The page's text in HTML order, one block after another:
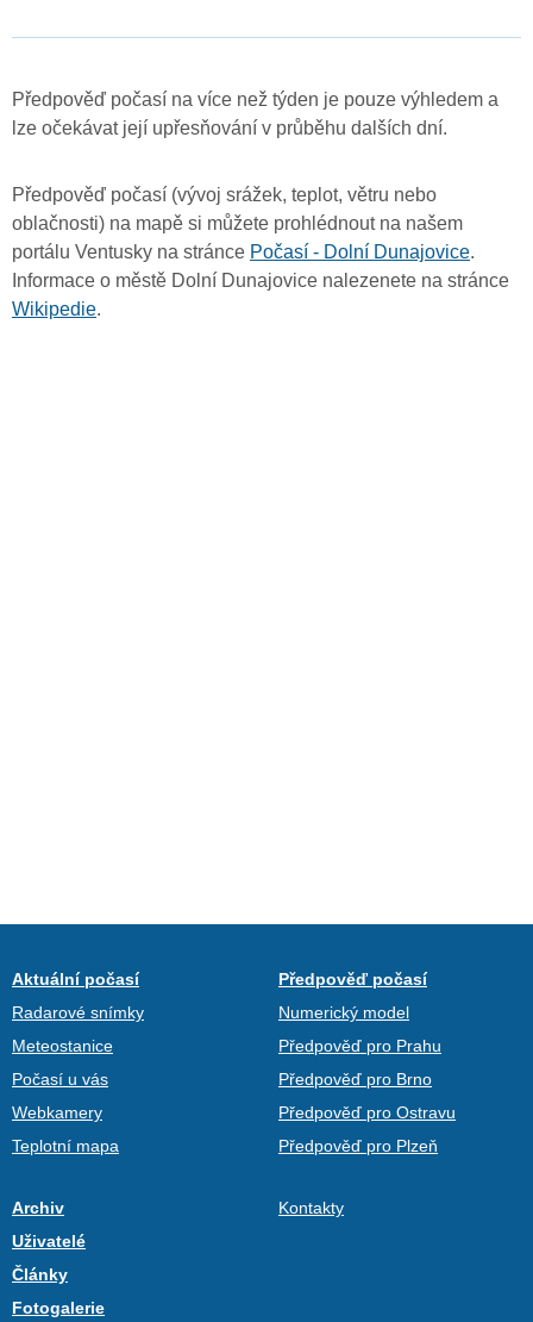
Předpověď počasí na více než týden je pouze výhledem a
lze očekávat její upřesňování v průběhu dalších dní.
Předpověď počasí (vývoj srážek, teplot, větru nebo
oblačnosti) na mapě si můžete prohlédnout na našem
portálu Ventusky na stránce Počasí - Dolní Dunajovice.
Informace o městě Dolní Dunajovice nalezenete na stránce
Wikipedie.
Aktuální počasí
Radarové snímky
Meteostanice
Počasí u vás
Webkamery
Teplotní mapa
Předpověď počasí
Numerický model
Předpověď pro Prahu
Předpověď pro Brno
Předpověď pro Ostravu
Předpověď pro Plzeň
Archiv
Uživatelé
Články
Fotogalerie
Kontakty